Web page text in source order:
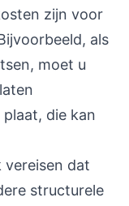
zijn voor
als
moet u
die kan
vereisen dat
structurele